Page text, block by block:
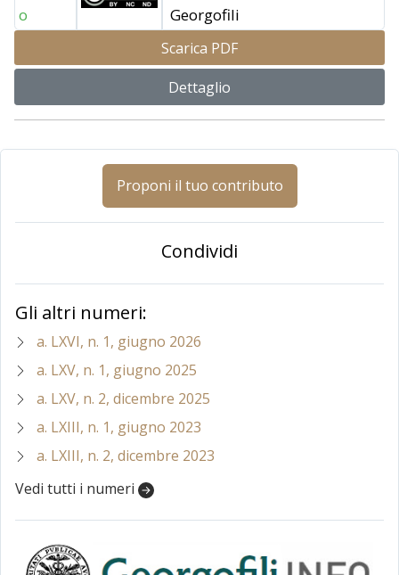
o
Georgofili
Scarica PDF
Dettaglio
Proponi il tuo contributo
Condividi
Gli altri numeri:
a. LXVI, n. 1, giugno 2026
a. LXV, n. 1, giugno 2025
a. LXV, n. 2, dicembre 2025
a. LXIII, n. 1, giugno 2023
a. LXIII, n. 2, dicembre 2023
Vedi tutti i numeri